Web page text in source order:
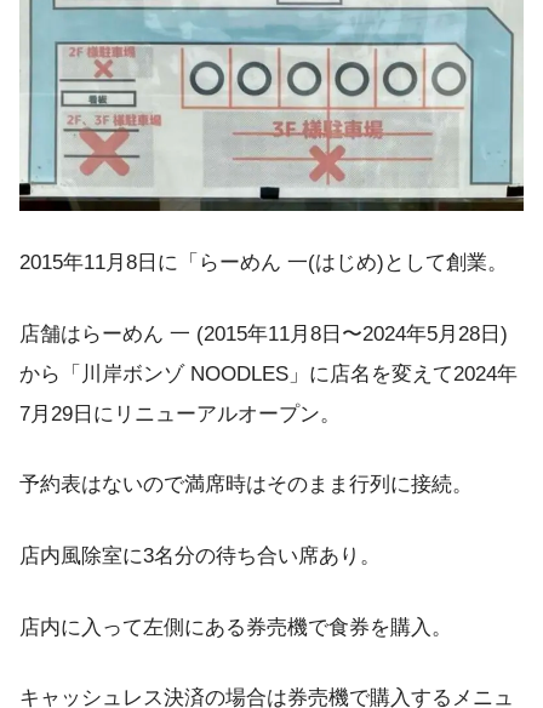
2015年11月8日に「らーめん 一(はじめ)として創業。
店舗はらーめん 一 (2015年11月8日〜2024年5月28日)
から「川岸ボンゾ NOODLES」に店名を変えて2024年
7月29日にリニューアルオープン。
予約表はないので満席時はそのまま行列に接続。
店内風除室に3名分の待ち合い席あり。
店内に入って左側にある券売機で食券を購入。
キャッシュレス決済の場合は券売機で購入するメニュ